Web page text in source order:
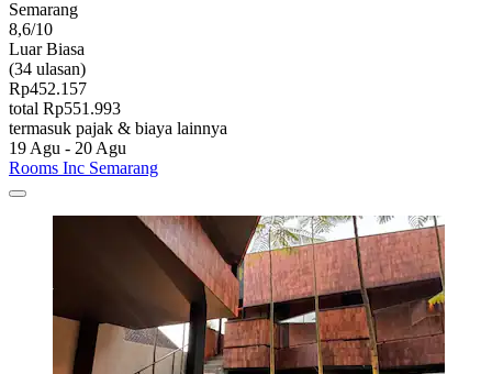
Semarang
8,6/10
Luar Biasa
(34 ulasan)
Rp452.157
total Rp551.993
termasuk pajak & biaya lainnya
19 Agu - 20 Agu
Rooms Inc Semarang